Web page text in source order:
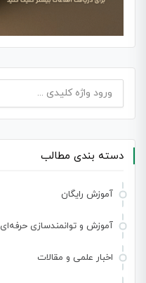
جستجو
برای:
دسته بندی مطالب
آموزش رایگان
آموزش و توانمندسازی حرفه‌ای
اخبار علمی و مقالات